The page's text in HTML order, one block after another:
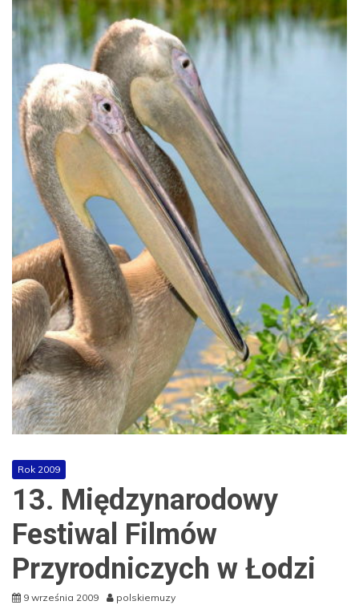
Rok 2009
13. Międzynarodowy
Festiwal Filmów
Przyrodniczych w Łodzi
9 września 2009 polskiemuzy